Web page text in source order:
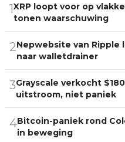
1XRP loopt voor op
tonen waarschuwing
2Nepwebsite van Ripple
naar walletdrainer
3Grayscale verkocht
uitstroom, niet paniek
4Bitcoin-paniek rond
in beweging